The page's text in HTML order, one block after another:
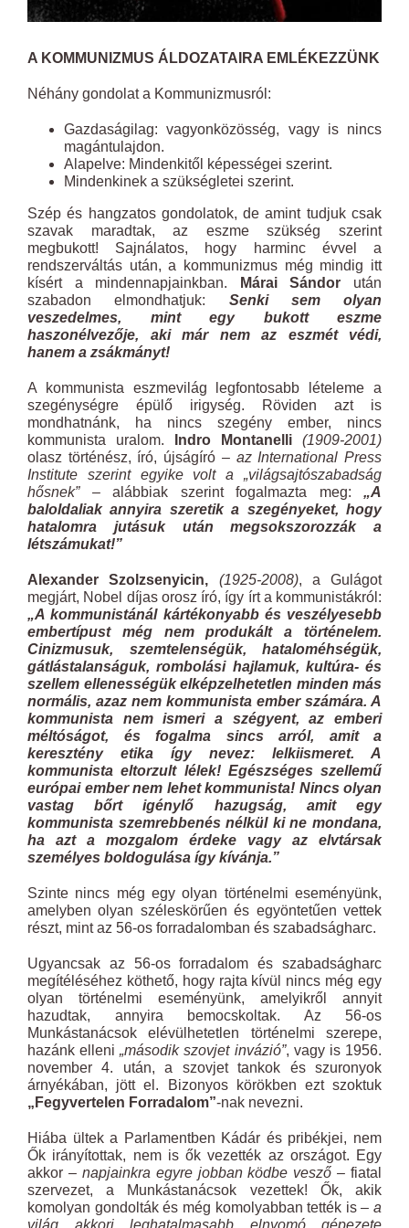
A KOMMUNIZMUS ÁLDOZATAIRA EMLÉKEZZÜNK
Néhány gondolat a Kommunizmusról:
Gazdaságilag: vagyonközösség, vagy is nincs
magántulajdon.
Alapelve: Mindenkitől képességei szerint.
Mindenkinek a szükségletei szerint.
Szép és hangzatos gondolatok, de amint tudjuk csak
szavak maradtak, az eszme szükség szerint
megbukott! Sajnálatos, hogy harminc évvel a
rendszerváltás után, a kommunizmus még mindig itt
kísért a mindennapjainkban.
Márai Sándor után
szabadon elmondhatjuk: Senki sem olyan
veszedelmes, mint egy bukott eszme
haszonélvezője, aki már nem az eszmét védi,
hanem a zsákmányt!
A kommunista eszmevilág legfontosabb lételeme a
szegénységre épülő irigység. Röviden azt is
mondhatnánk, ha nincs szegény ember, nincs
kommunista uralom.
Indro Montanelli (1909-2001)
olasz történész, író, újságíró – az International Press
Institute szerint egyike volt a „világsajtószabadság
hősnek” –alábbiak szerint fogalmazta meg: „A
baloldaliak annyira szeretik a szegényeket, hogy
hatalomra jutásuk után megsokszorozzák a
létszámukat!”
Alexander Szolzsenyicin, (1925-2008), a Gulágot
megjárt, Nobel díjas orosz író, így írt a kommunistákról:
„A kommunistánál kártékonyabb és veszélyesebb
embertípust még nem produkált a történelem.
Cinizmusuk, szemtelenségük, hataloméhségük,
gátlástalanságuk, rombolási hajlamuk, kultúra- és
szellem ellenességük elképzelhetetlen minden más
normális, azaz nem kommunista ember számára. A
kommunista nem ismeri a szégyent, az emberi
méltóságot, és fogalma sincs arról, amit a
keresztény etika így nevez: lelkiismeret. A
kommunista eltorzult lélek! Egészséges szellemű
európai ember nem lehet kommunista! Nincs olyan
vastag bőrt igénylő hazugság, amit egy
kommunista szemrebbenés nélkül ki ne mondana,
ha azt a mozgalom érdeke vagy az elvtársak
személyes boldogulása így kívánja.”
Szinte nincs még egy olyan történelmi eseményünk,
amelyben olyan széleskörűen és egyöntetűen vettek
részt, mint az 56-os forradalomban és szabadságharc.
Ugyancsak az 56-os forradalom és szabadságharc
megítéléséhez köthető, hogy rajta kívül nincs még egy
olyan történelmi eseményünk, amelyikről annyit
hazudtak, annyira bemocskoltak. Az 56-os
Munkástanácsok elévülhetetlen történelmi szerepe,
hazánk elleni„második szovjet invázió”, vagy is 1956.
november 4. után, a szovjet tankok és szuronyok
árnyékában, jött el. Bizonyos körökben ezt szoktuk
„Fegyvertelen Forradalom”-nak nevezni.
Hiába ültek a Parlamentben Kádár és pribékjei, nem
Ők irányítottak, nem is ők vezették az országot. Egy
akkor – napjainkra egyre jobban ködbe vesző – fiatal
szervezet, a Munkástanácsok vezettek! Ők, akik
komolyan gondolták és még komolyabban tették is– a
világ akkori leghatalmasabb elnyomó gépezete